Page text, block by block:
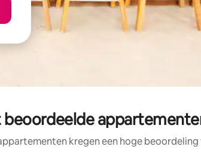
beoordeelde
kregen een hoge